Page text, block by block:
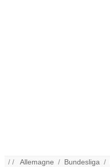
/ /Allemagne / Bundesliga /